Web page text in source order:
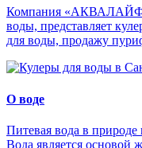
Компания «АКВАЛАЙФ»
воды, представляет
для воды, продажу
О воде
Питевая вода в природе
Вода является основой